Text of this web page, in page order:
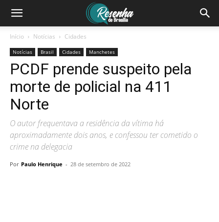
Início Notícias Cidades
Notícias Brasil Cidades Manchetes
PCDF prende suspeito pela
morte de policial na 411
Norte
O autor frequentava a residência da vítima há
aproximadamente dois anos, e confessou ter cometido o
crime na delegacia
Por Paulo Henrique - 28 de setembro de 2022